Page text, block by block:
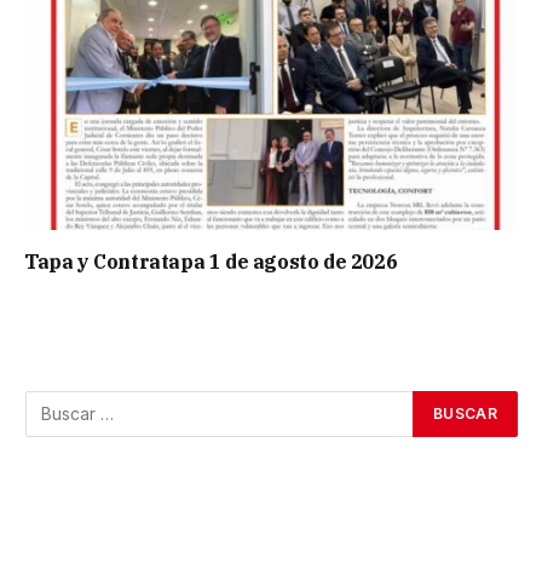
Tapa y Contratapa 1 de agosto de 2026